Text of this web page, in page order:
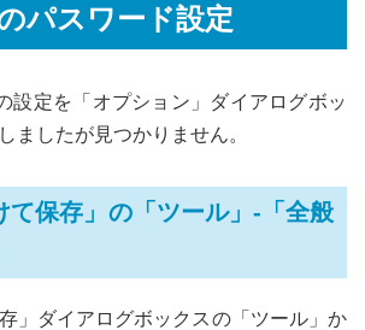
パスワード設定
設定を「オプション」ダイアログボッ
ましたが見つかりません。
て保存」の「ツール」-「全般
」ダイアログボックスの「ツール」か